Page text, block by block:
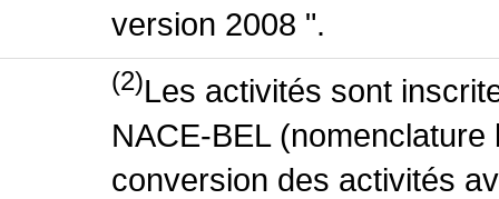
version 2008 ".
(2)Les activités sont
NACE-BEL
conversion des activités